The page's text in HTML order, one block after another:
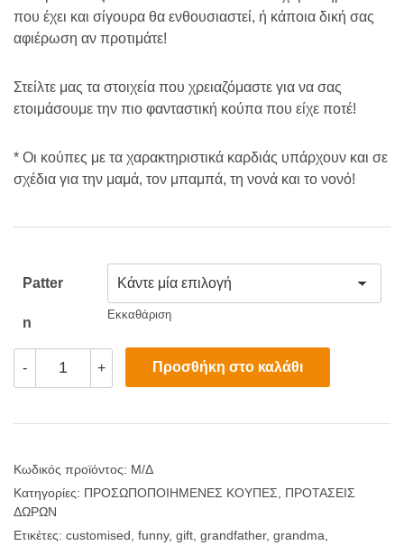
που έχει και σίγουρα θα ενθουσιαστεί, ή κάποια δική σας
αφιέρωση αν προτιμάτε!
Στείλτε μας τα στοιχεία που χρειαζόμαστε για να σας
ετοιμάσουμε την πιο φανταστική κούπα που είχε ποτέ!
* Οι κούπες με τα χαρακτηριστικά καρδιάς υπάρχουν και σε
σχέδια για την μαμά, τον μπαμπά, τη νονά και το νονό!
Patter
N
Εκκαθάριση
-
Προσωποποιημένες
Κούπες
για
Γιαγιά
Παππού
Χαρακτηριστικά
Καρδιάς)
ποσότητα
+ Προσθήκη στο καλάθι
Κωδικός προϊόντος: Μ/Δ
Κατηγορίες: ΠΡΟΣΩΠΟΠΟΙΗΜΕΝΕΣ ΚΟΥΠΕΣ, ΠΡΟΤΑΣΕΙΣ
ΔΩΡΩΝ
Ετικέτες: customised, funny, gift, grandfather, grandma,